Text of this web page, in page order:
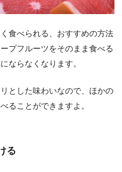
食べられる、おすすめの方法
プフルーツをそのまま食べる
ならなくなります。
とした味わいなので、ほかの
ることができますよ。
る